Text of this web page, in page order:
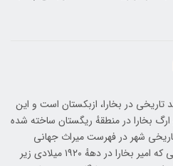
در بخارا، ازبکستان است و این
روبروی ارگ بخارا در منطقهٔ ریگستان ساخته شده‌
شهر در فهرست میراث جهانی
یونسکو گنجانده شده‌ است. هنگامی که امیر بخارا در دههٔ ۱۹۲۰ میلادی زیر